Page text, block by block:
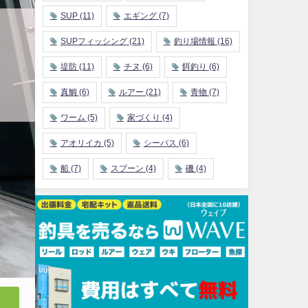
SUP(11) エギング(7)
SUPフィッシング(21) 釣り場情報 (16)
堤防(11) チヌ (6) 餌釣り (6)
真鯛 (6) ルアー (21) 青物 (7)
ワーム (5) 家づくり (4)
アオリイカ (5) シーバス (6)
船(7) スプーン (4) 磯(4)